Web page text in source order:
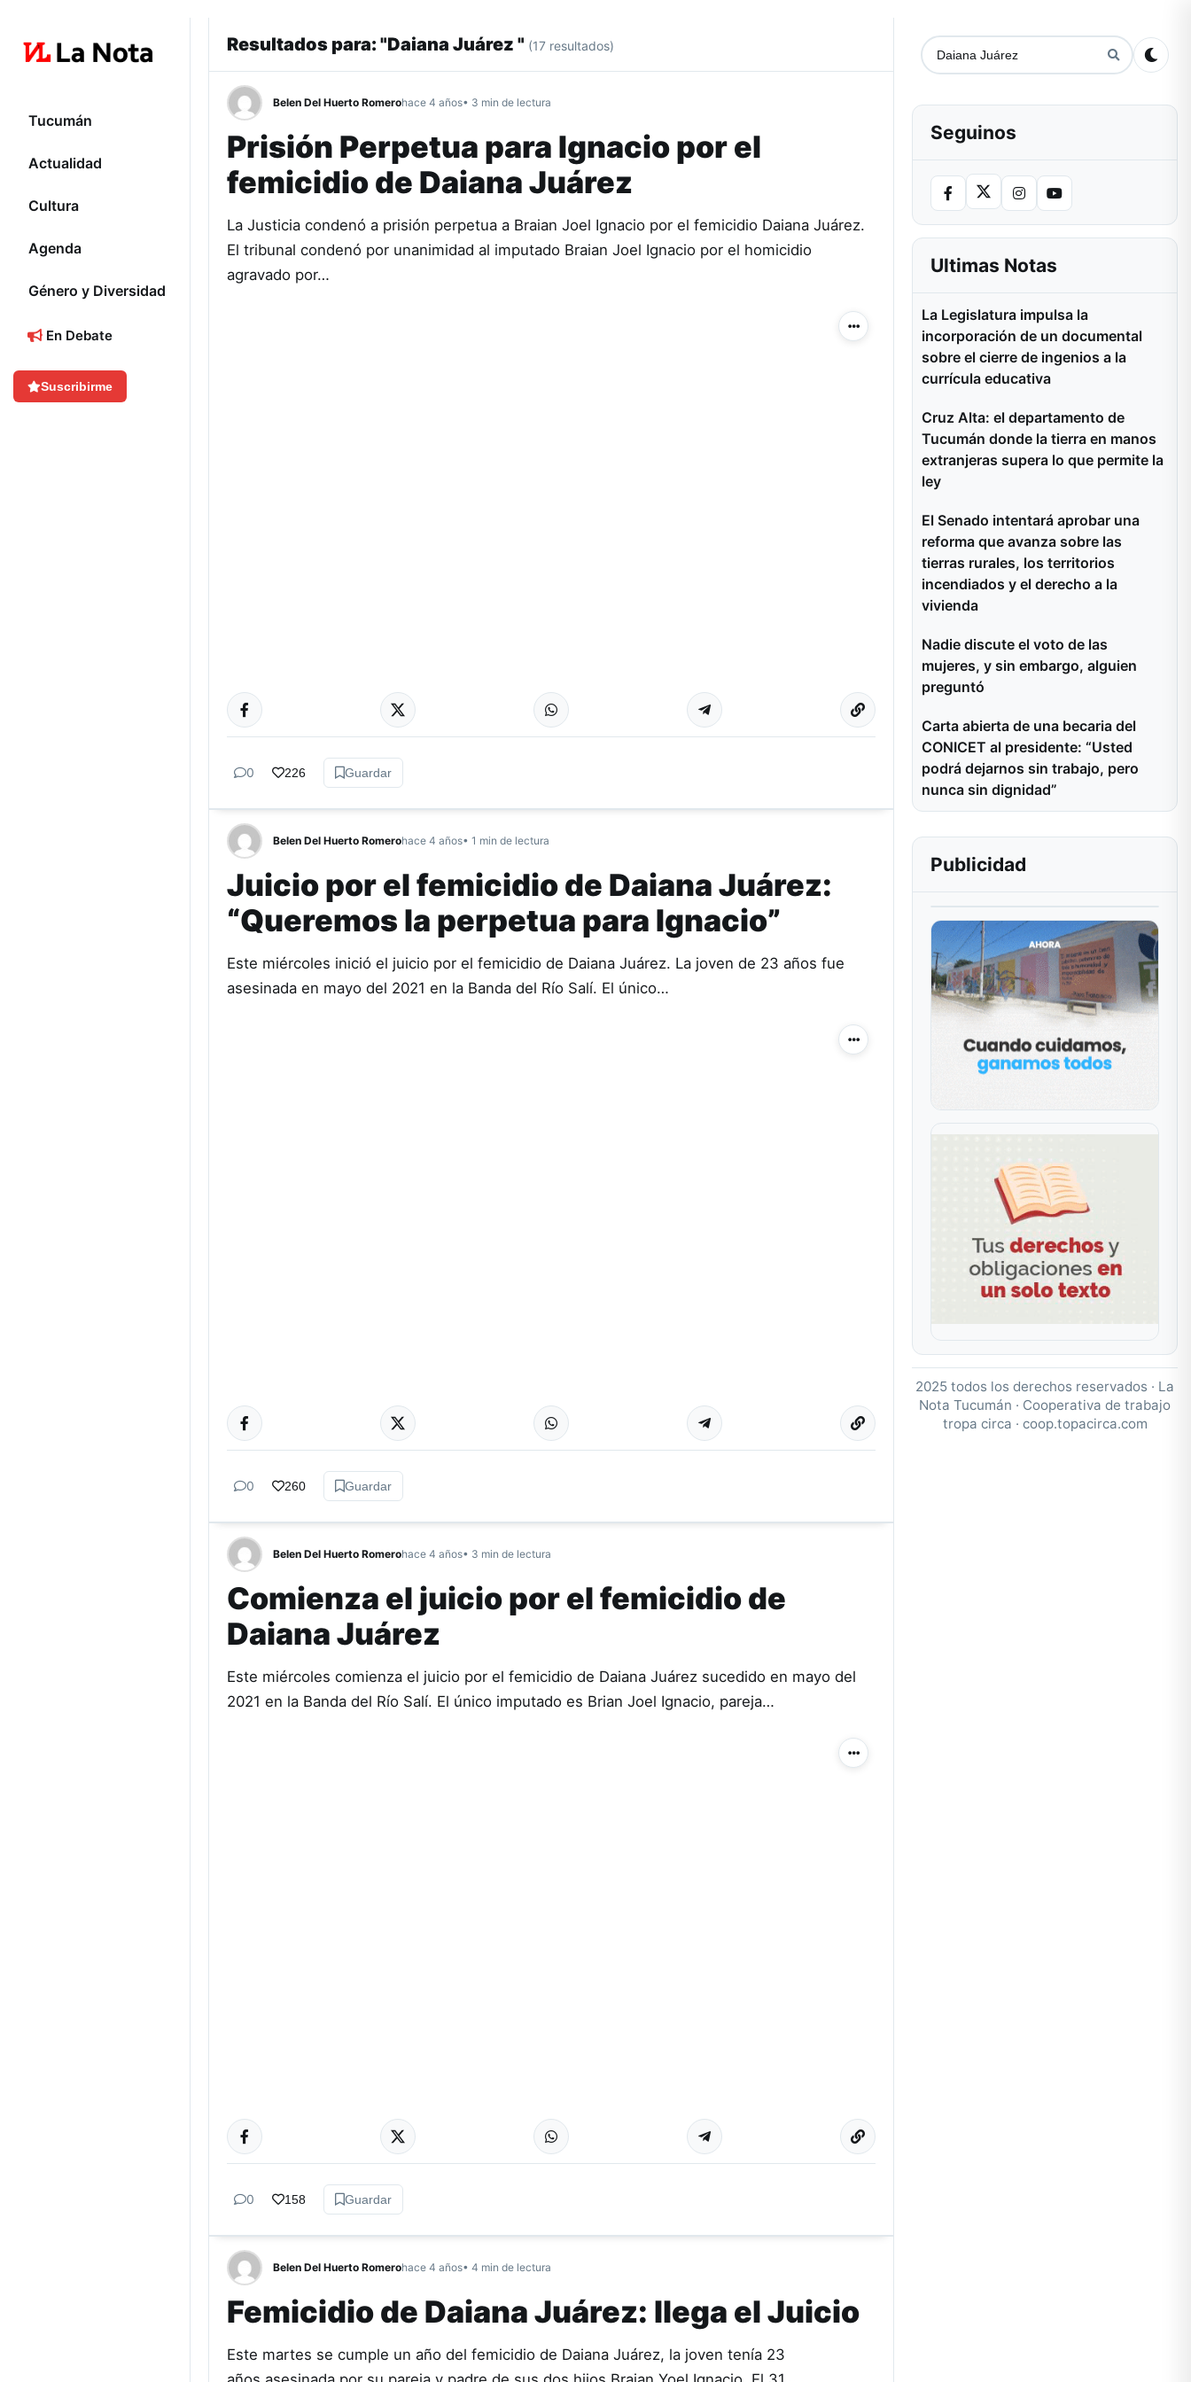
Tucumán
Actualidad
Cultura
Agenda
Género y Diversidad
En Debate
Suscribirme
Resultados para: "Daiana Juárez " (17 resultados)
Belen Del Huerto Romerohace 4 años• 3 min de lectura
Prisión Perpetua para Ignacio por el
femicidio de Daiana Juárez
La Justicia condenó a prisión perpetua a Braian Joel Ignacio por el femicidio Daiana Juárez.
El tribunal condenó por unanimidad al imputado Braian Joel Ignacio por el homicidio
agravado por…
TUCUMÁN
Más acciones
0 226 Guardar
Belen Del Huerto Romerohace 4 años• 1 min de lectura
Juicio por el femicidio de Daiana Juárez:
“Queremos la perpetua para Ignacio”
Este miércoles inició el juicio por el femicidio de Daiana Juárez. La joven de 23 años fue
asesinada en mayo del 2021 en la Banda del Río Salí. El único…
GÉNERO Y
DIVERSIDAD
Más acciones
0 260 Guardar
Belen Del Huerto Romerohace 4 años• 3 min de lectura
Comienza el juicio por el femicidio de
Daiana Juárez
Este miércoles comienza el juicio por el femicidio de Daiana Juárez sucedido en mayo del
2021 en la Banda del Río Salí. El único imputado es Brian Joel Ignacio, pareja…
GÉNERO Y
DIVERSIDAD
Más acciones
0 158 Guardar
Belen Del Huerto Romerohace 4 años• 4 min de lectura
Femicidio de Daiana Juárez: llega el Juicio
Este martes se cumple un año del femicidio de Daiana Juárez, la joven tenía 23
Seguinos
Ultimas Notas
La Legislatura impulsa la
incorporación de un documental
sobre el cierre de ingenios a la
currícula educativa
Cruz Alta: el departamento de
Tucumán donde la tierra en manos
extranjeras supera lo que permite la
ley
El Senado intentará aprobar una
reforma que avanza sobre las
tierras rurales, los territorios
incendiados y el derecho a la
vivienda
Nadie discute el voto de las
mujeres, y sin embargo, alguien
preguntó
Carta abierta de una becaria del
CONICET al presidente: “Usted
podrá dejarnos sin trabajo, pero
nunca sin dignidad”
Publicidad
2025 todos los derechos reservados · La
Nota Tucumán · Cooperativa de trabajo
tropa circa · coop.topacirca.com